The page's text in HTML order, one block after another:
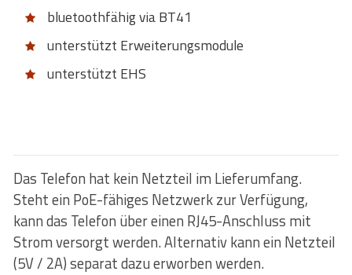
bluetoothfähig via BT41
unterstützt Erweiterungsmodule
unterstützt EHS
Das Telefon hat kein Netzteil im Lieferumfang.
Steht ein PoE-fähiges Netzwerk zur Verfügung,
kann das Telefon über einen RJ45-Anschluss mit
Strom versorgt werden. Alternativ kann ein Netzteil
(5V / 2A) separat dazu erworben werden.